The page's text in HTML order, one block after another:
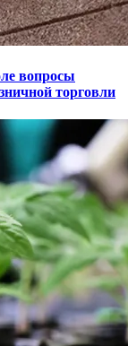
вопросы
торговли